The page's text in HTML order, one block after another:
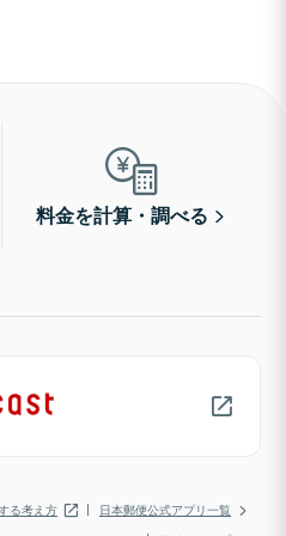
料金を計算・調べる
る考え方
日本郵便公式アプリ一覧